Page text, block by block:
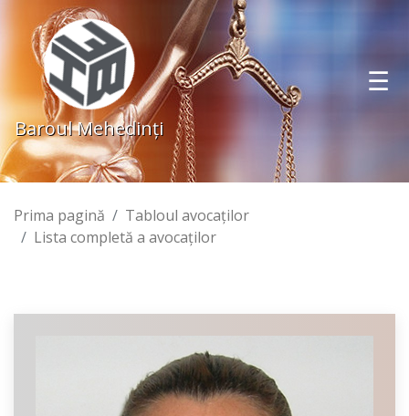
Baroul Mehedinţi
Prima pagină
Tabloul avocaţilor
Lista completă a avocaţilor